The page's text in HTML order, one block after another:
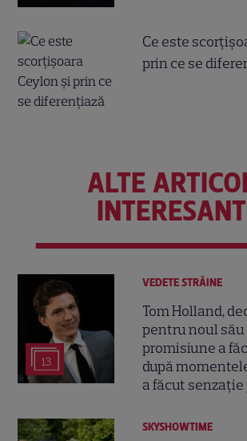
Ce este
prin ce se
ALTE
13
VEDETE STRĂINE
Tom Holland,
pentru noul său
promisiune a
după
a făcut
SKYSHOWTIME